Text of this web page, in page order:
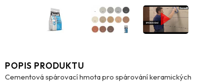
POPIS PRODUKTU
Cementová spárovací hmota pro spárování keramických